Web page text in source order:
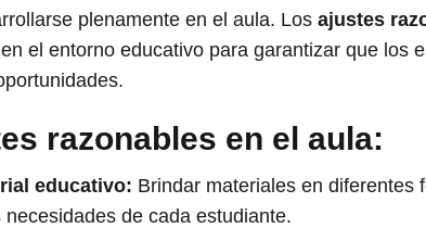
plenamente en el aula. Los ajustes
el entorno educativo para garantizar que los
razonables en el aula:
educativo: Brindar materiales en diferentes
de cada estudiante.